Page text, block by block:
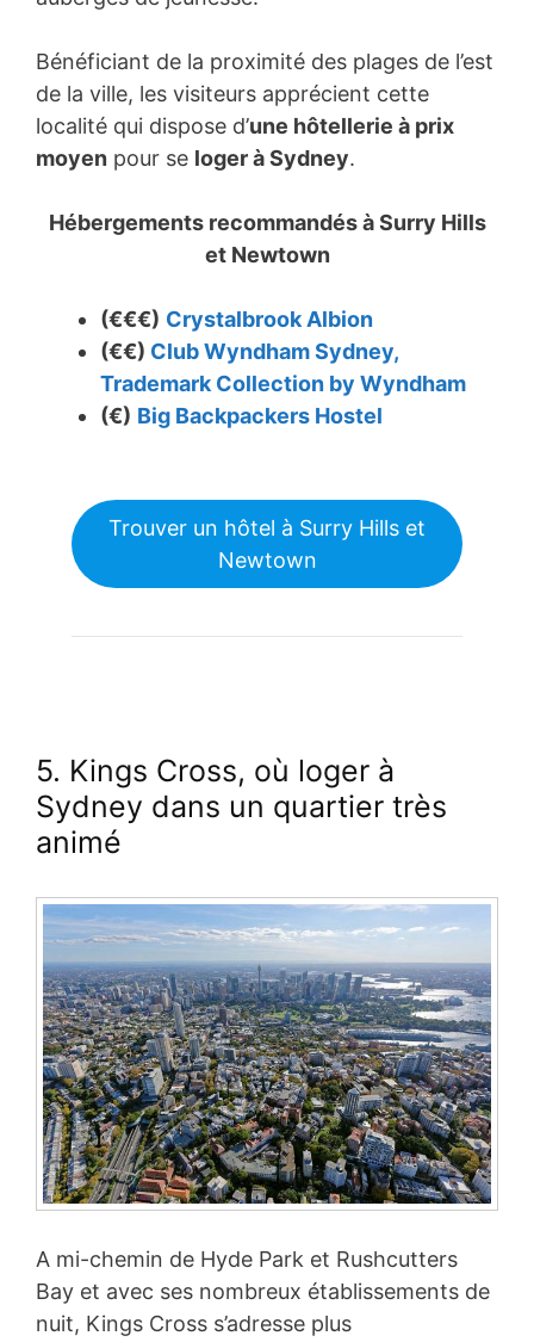
Bénéficiant de la proximité des plages de l’est
de la ville, les visiteurs apprécient cette
localité qui dispose d’une hôtellerie à prix
moyen pour se loger à Sydney.
Hébergements recommandés àSurry Hills
et Newtown
(€€€) Crystalbrook Albion
(€€) Club Wyndham Sydney,
Trademark Collection by Wyndham
(€) Big Backpackers Hostel
Trouver un hôtel à Surry Hills et
Newtown
5. Kings Cross, où loger à
Sydney dans un quartier très
animé
A mi-chemin de Hyde Park et Rushcutters
Bay et avec ses nombreux établissements de
nuit, Kings Cross s’adresse plus